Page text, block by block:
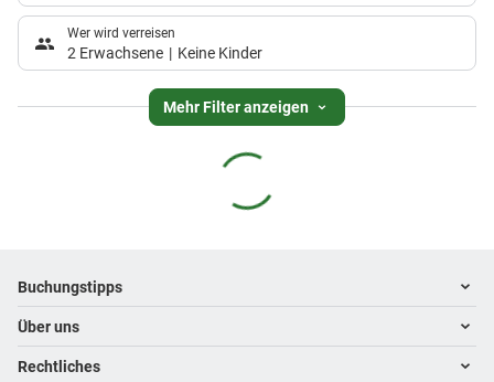
Wer wird verreisen
2 Erwachsene Keine Kinder
Mehr Filter anzeigen
Footer navigation
Buchungstipps
Warum im Reisebüro buchen
Hoteltipps
Über uns
Kontakt
Rechtliches